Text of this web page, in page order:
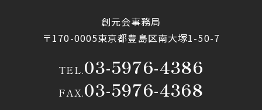
創元会事務局
〒170-0005東京都豊島区南大塚1-50-7
TEL.03-5976-4386
FAX.03-5976-4368